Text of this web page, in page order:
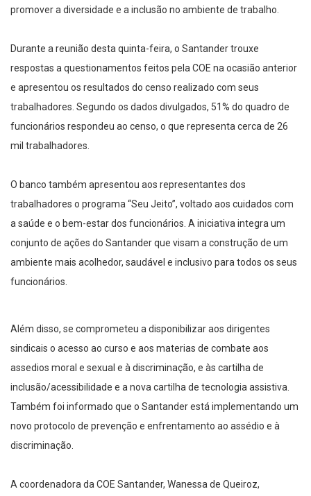
promover a diversidade e a inclusão no ambiente de trabalho.
Durante a reunião desta quinta-feira, o Santander trouxe
respostas a questionamentos feitos pela COE na ocasião anterior
e apresentou os resultados do censo realizado com seus
trabalhadores. Segundo os dados divulgados, 51% do quadro de
funcionários respondeu ao censo, o que representa cerca de 26
mil trabalhadores.
O banco também apresentou aos representantes dos
trabalhadores o programa “Seu Jeito”, voltado aos cuidados com
a saúde e o bem-estar dos funcionários. A iniciativa integra um
conjunto de ações do Santander que visam a construção de um
ambiente mais acolhedor, saudável e inclusivo para todos os seus
funcionários.
Além disso, se comprometeu a disponibilizar aos dirigentes
sindicais o acesso ao curso e aos materias de combate aos
assedios moral e sexual e à discriminação, e às cartilha de
inclusão/acessibilidade e a nova cartilha de tecnologia assistiva.
Também foi informado que o Santander está implementando um
novo protocolo de prevenção e enfrentamento ao assédio e à
discriminação.
A coordenadora da COE Santander, Wanessa de Queiroz,